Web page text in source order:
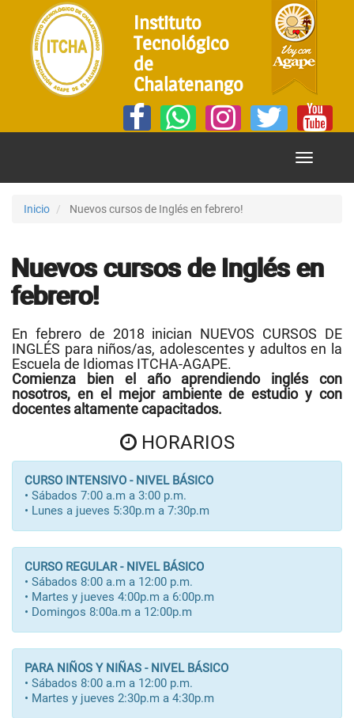
Instituto
Tecnológico
de
Chalatenango
Mostrar
Inicio Nuevos cursos de Inglés en febrero!
Nuevos cursos de Inglés en
febrero!
En febrero de 2018 inician NUEVOS CURSOS DE
INGLÉS para niños/as, adolescentes y adultos en la
Escuela de Idiomas ITCHA-AGAPE.
Comienza bien el año aprendiendo inglés con
nosotros, en el mejor ambiente de estudio y con
docentes altamente capacitados.
HORARIOS
CURSO INTENSIVO - NIVEL BÁSICO
• Sábados 7:00 a.m a 3:00 p.m.
• Lunes a jueves 5:30p.m a 7:30p.m
CURSO REGULAR - NIVEL BÁSICO
• Sábados 8:00 a.m a 12:00 p.m.
• Martes y jueves 4:00p.m a 6:00p.m
• Domingos 8:00a.m a 12:00p.m
PARA NIÑOS Y NIÑAS - NIVEL BÁSICO
• Sábados 8:00 a.m a 12:00 p.m.
• Martes y jueves 2:30p.m a 4:30p.m